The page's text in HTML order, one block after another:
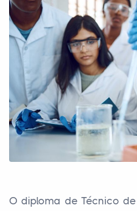
O diploma de Técnico